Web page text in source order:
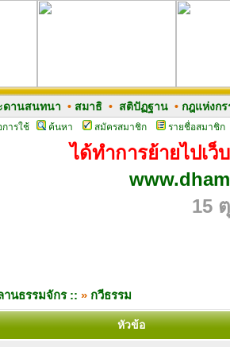
ดานสนทนา • สมาธิ• สติปัฏฐาน• กฎแห่งกร
ารใช้ ค้นหา สมัครสมาชิก รายชื่อสมาชิก
ได้ทำการย้ายไปเ
15
านธรรมจักร :: » กวีธรรม
หัวข้อ